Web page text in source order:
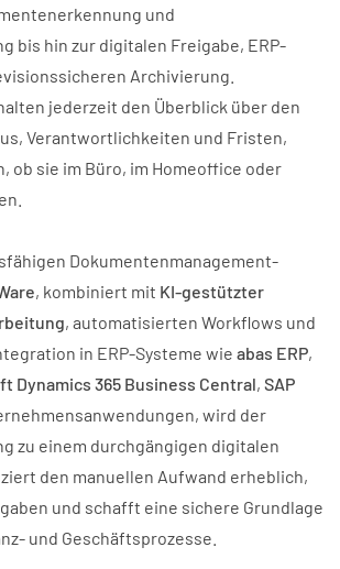
und
bis hin zur digitalen Freigabe, ERP-
Archivierung.
jederzeit den Überblick über den
Verantwortlichkeiten und Fristen,
ob sie im Büro, im Homeoffice oder
Dokumentenmanagement-
, kombiniert mit KI-gestützter
, automatisierten Workflows und
in ERP-Systeme wie abas ERP,
Dynamics 365 Business Central, SAP
wird der
zu einem durchgängigen digitalen
den manuellen Aufwand erheblich,
und schafft eine sichere Grundlage
und Geschäftsprozesse.